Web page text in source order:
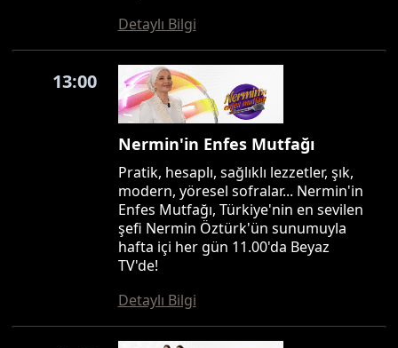
Detaylı Bilgi
13:00
Nermin'in Enfes Mutfağı
Pratik, hesaplı, sağlıklı lezzetler, şık,
modern, yöresel sofralar... Nermin'in
Enfes Mutfağı, Türkiye'nin en sevilen
şefi Nermin Öztürk'ün sunumuyla
hafta içi her gün 11.00'da Beyaz
TV'de!
Detaylı Bilgi